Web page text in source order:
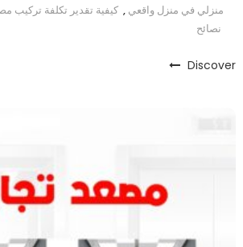
منزلي في منزل واقعي , كيفية تقدير تكلفة تركيب
نصائح
Discover